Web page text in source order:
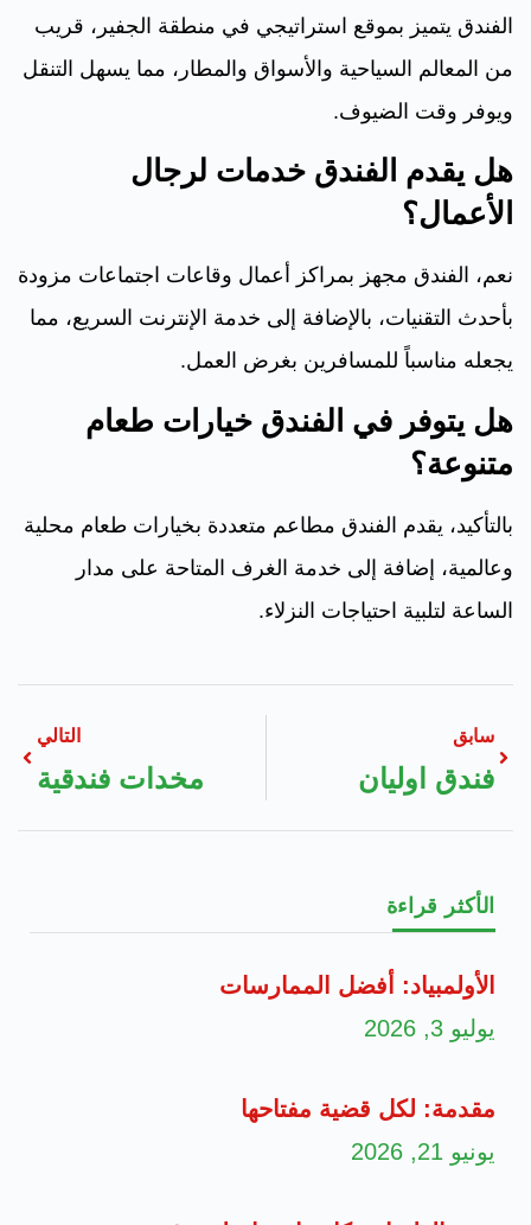
الفندق يتميز بموقع استراتيجي في منطقة الجفير، قريب
من المعالم السياحية والأسواق والمطار، مما يسهل التنقل
ويوفر وقت الضيوف.
هل يقدم الفندق خدمات لرجال
الأعمال؟
نعم، الفندق مجهز بمراكز أعمال وقاعات اجتماعات مزودة
بأحدث التقنيات، بالإضافة إلى خدمة الإنترنت السريع، مما
يجعله مناسباً للمسافرين بغرض العمل.
هل يتوفر في الفندق خيارات طعام
متنوعة؟
بالتأكيد، يقدم الفندق مطاعم متعددة بخيارات طعام محلية
وعالمية، إضافة إلى خدمة الغرف المتاحة على مدار
الساعة لتلبية احتياجات النزلاء.
سابق
فندق اوليان
التالي
مخدات فندقية
الأكثر قراءة
الأولمبياد: أفضل الممارسات
يوليو 3, 2026
مقدمة: لكل قضية مفتاحها
يونيو 21, 2026